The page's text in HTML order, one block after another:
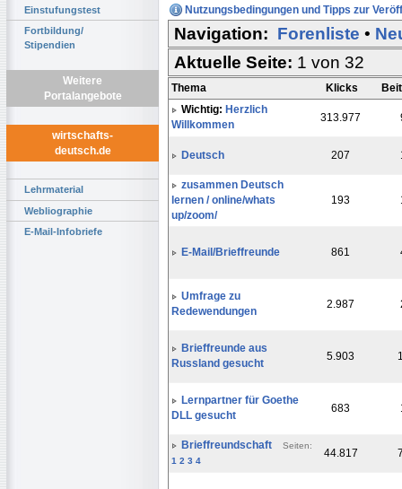
Einstufungstest
Fortbildung/
Stipendien
Weitere
Portalangebote
wirtschafts-
deutsch.de
Lehrmaterial
Webliographie
E-Mail-Infobriefe
Nutzungsbedingungen und Tipps zur
Navigation: Forenliste •
Aktuelle Seite: 1 von 32
Thema Klicks
Wichtig: Herzlich
Willkommen
313.977
Deutsch 207
zusammen Deutsch
lernen / online/whats
up/zoom/
193
E-Mail/Brieffreunde 861
Umfrage zu
Redewendungen
2.987
Brieffreunde aus
Russland gesucht
5.903
Lernpartner für Goethe
DLL gesucht
683
Brieffreundschaft
Seiten:
1 2 3 4
44.817